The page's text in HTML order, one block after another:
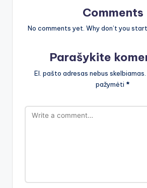
Comments
No comments yet. Why don’t you
Parašykite
El. pašto adresas nebus skelbiamas.
pažymėti *